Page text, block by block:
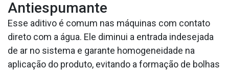
Antiespumante
Esse aditivo é comum nas máquinas com contato
direto com a água. Ele diminui a entrada indesejada
de ar no sistema e garante homogeneidade na
aplicação do produto, evitando a formação de bolhas